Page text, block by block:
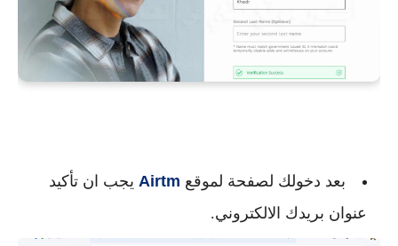
بعد دخولك لصفحة لموقع Airtm يجب ان تأكيد
عنوان بريدك الالكتروني.